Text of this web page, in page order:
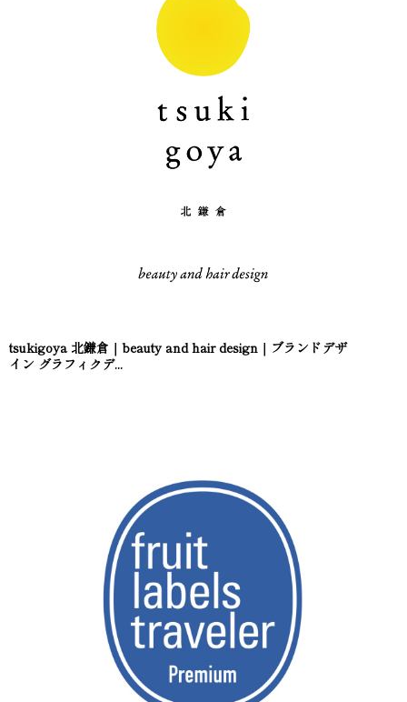
tsukigoya 北鎌倉｜beauty and hair design｜ブランドデザ
イン グラフィクデ...